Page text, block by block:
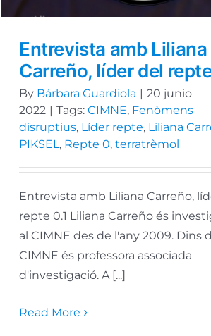
Entrevista amb Liliana
Carreño, líder del
By Bárbara Guardiola | 20 junio
2022 | Tags: CIMNE, Fenòmens
disruptius, Líder repte, Liliana
PIKSEL, Repte 0, terratrèmol
Entrevista amb Liliana Carreño,
repte 0.1 Liliana Carreño és
al CIMNE des de l'any 2009. Dins
CIMNE és professora associada
d'investigació. A [...]
Read More